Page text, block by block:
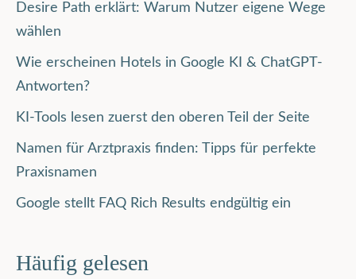
Desire Path erklärt: Warum Nutzer eigene Wege
wählen
Wie erscheinen Hotels in Google KI & ChatGPT-
Antworten?
KI-Tools lesen zuerst den oberen Teil der Seite
Namen für Arztpraxis finden: Tipps für perfekte
Praxisnamen
Google stellt FAQ Rich Results endgültig ein
Häufig gelesen